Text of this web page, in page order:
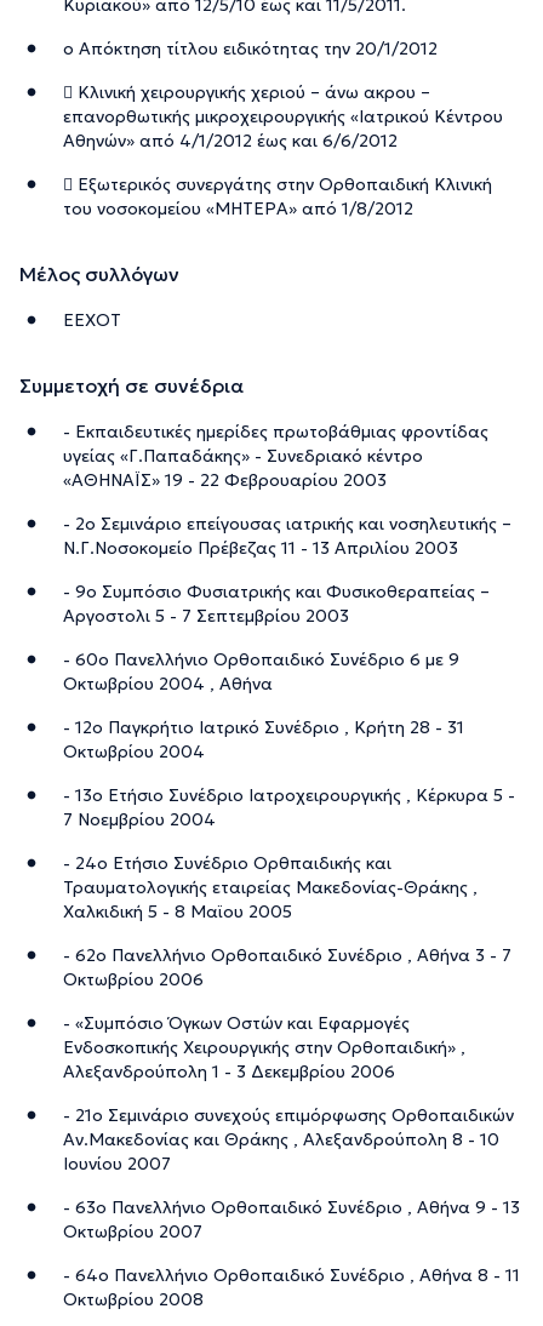
Κυριακού» από 12/5/10 έως και 11/5/2011.
o Απόκτηση τίτλου ειδικότητας την 20/1/2012
 Κλινική χειρουργικής χεριού – άνω ακρου –
επανορθωτικής μικροχειρουργικής «Ιατρικού Κέντρου
Αθηνών» από 4/1/2012 έως και 6/6/2012
 Εξωτερικός συνεργάτης στην Ορθοπαιδική Κλινική
του νοσοκομείου «ΜΗΤΕΡΑ» από 1/8/2012
Μέλος συλλόγων
EEXOT
Συμμετοχή σε συνέδρια
- Εκπαιδευτικές ημερίδες πρωτοβάθμιας φροντίδας
υγείας «Γ.Παπαδάκης» - Συνεδριακό κέντρο
«ΑΘΗΝΑΪΣ» 19 - 22 Φεβρουαρίου 2003
- 2ο Σεμινάριο επείγουσας ιατρικής και νοσηλευτικής –
Ν.Γ.Νοσοκομείο Πρέβεζας 11 - 13 Απριλίου 2003
- 9ο Συμπόσιο Φυσιατρικής και Φυσικοθεραπείας –
Αργοστολι 5 - 7 Σεπτεμβρίου 2003
- 60ο Πανελλήνιο Ορθοπαιδικό Συνέδριο 6 με 9
Οκτωβρίου 2004 , Αθήνα
- 12ο Παγκρήτιο Ιατρικό Συνέδριο , Κρήτη 28 - 31
Οκτωβρίου 2004
- 13ο Ετήσιο Συνέδριο Ιατροχειρουργικής , Κέρκυρα 5 -
7 Νοεμβρίου 2004
- 24ο Ετήσιο Συνέδριο Ορθπαιδικής και
Τραυματολογικής εταιρείας Μακεδονίας-Θράκης ,
Χαλκιδική 5 - 8 Μαϊου 2005
- 62ο Πανελλήνιο Ορθοπαιδικό Συνέδριο , Αθήνα 3 - 7
Οκτωβρίου 2006
- «Συμπόσιο Όγκων Οστών και Εφαρμογές
Ενδοσκοπικής Χειρουργικής στην Ορθοπαιδική» ,
Αλεξανδρούπολη 1 - 3 Δεκεμβρίου 2006
- 21ο Σεμινάριο συνεχούς επιμόρφωσης Ορθοπαιδικών
Αν.Μακεδονίας και Θράκης , Αλεξανδρούπολη 8 - 10
Ιουνίου 2007
- 63ο Πανελλήνιο Ορθοπαιδικό Συνέδριο , Αθήνα 9 - 13
Οκτωβρίου 2007
- 64ο Πανελλήνιο Ορθοπαιδικό Συνέδριο , Αθήνα 8 - 11
Οκτωβρίου 2008